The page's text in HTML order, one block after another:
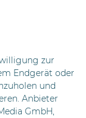
zur
Endgerät oder
und
Anbieter
GmbH,